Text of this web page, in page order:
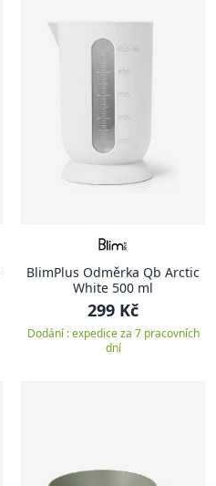
BlimPlus Odměrka Qb Arctic
White 500 ml
299 Kč
Dodání : expedice za 7 pracovních
dní